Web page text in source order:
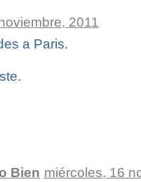
2011
a Paris.
Bien miércoles, 16